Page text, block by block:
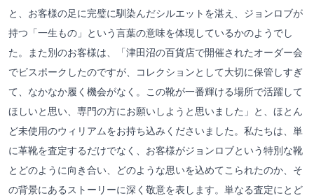
と、お客様の足に完璧に馴染んだシルエットを湛え、ジョンロブが
持つ「一生もの」という言葉の意味を体現しているかのようでし
た。また別のお客様は、「津田沼の百貨店で開催されたオーダー会
でビスポークしたのですが、コレクションとして大切に保管しすぎ
て、なかなか履く機会がなく。この靴が一番輝ける場所で活躍して
ほしいと思い、専門の方にお願いしようと思いました」と、ほとん
ど未使用のウィリアムをお持ち込みくださいました。私たちは、単
に革靴を査定するだけでなく、お客様がジョンロブという特別な靴
とどのように向き合い、どのような思いを込めてこられたのか、そ
の背景にあるストーリーに深く敬意を表します。単なる査定にとど